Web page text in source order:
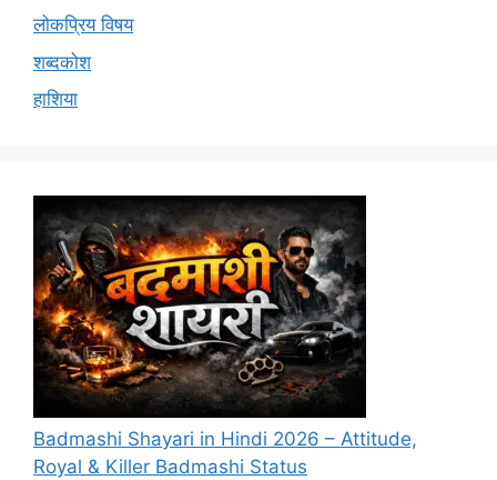
लोकप्रिय विषय
शब्दकोश
हाशिया
Badmashi Shayari in Hindi 2026 – Attitude,
Royal & Killer Badmashi Status